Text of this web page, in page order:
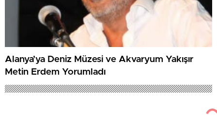
Alanya’ya Deniz Müzesi ve Akvaryum Yakışır
Metin Erdem Yorumladı